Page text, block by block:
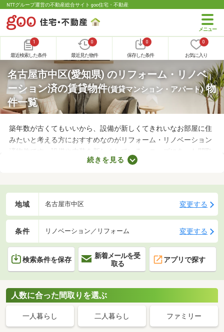
NTTグループ運営の不動産総合サイト goo住宅・不動産
1
最近検索した条件
0
最近見た物件
0
保存した条件
0
お気に入り
名古屋市中区(愛知県) のリフォーム・リノベ
ーション済の賃貸物件(賃貸マンション・アパート)物
件一覧
築年数が古くてもいいから、設備が新しくてきれいなお部屋に住
みたいと考える方におすすめなのがリフォーム・リノベーション
済物件です。設備や内装を新しくしている・ニーズにあった間取
りに変えているなど、住みやすさが格段にアップしていることが
べて、気になるお部屋を見つけましょう。
続きを見る
地域 名古屋市中区 変更する
条件 リノベーション／リフォーム 変更する
検索条件を保存
新着メールを受
取る
アプリで探す
人数に合った間取りを選ぶ
一人暮らし 二人暮らし ファミリー